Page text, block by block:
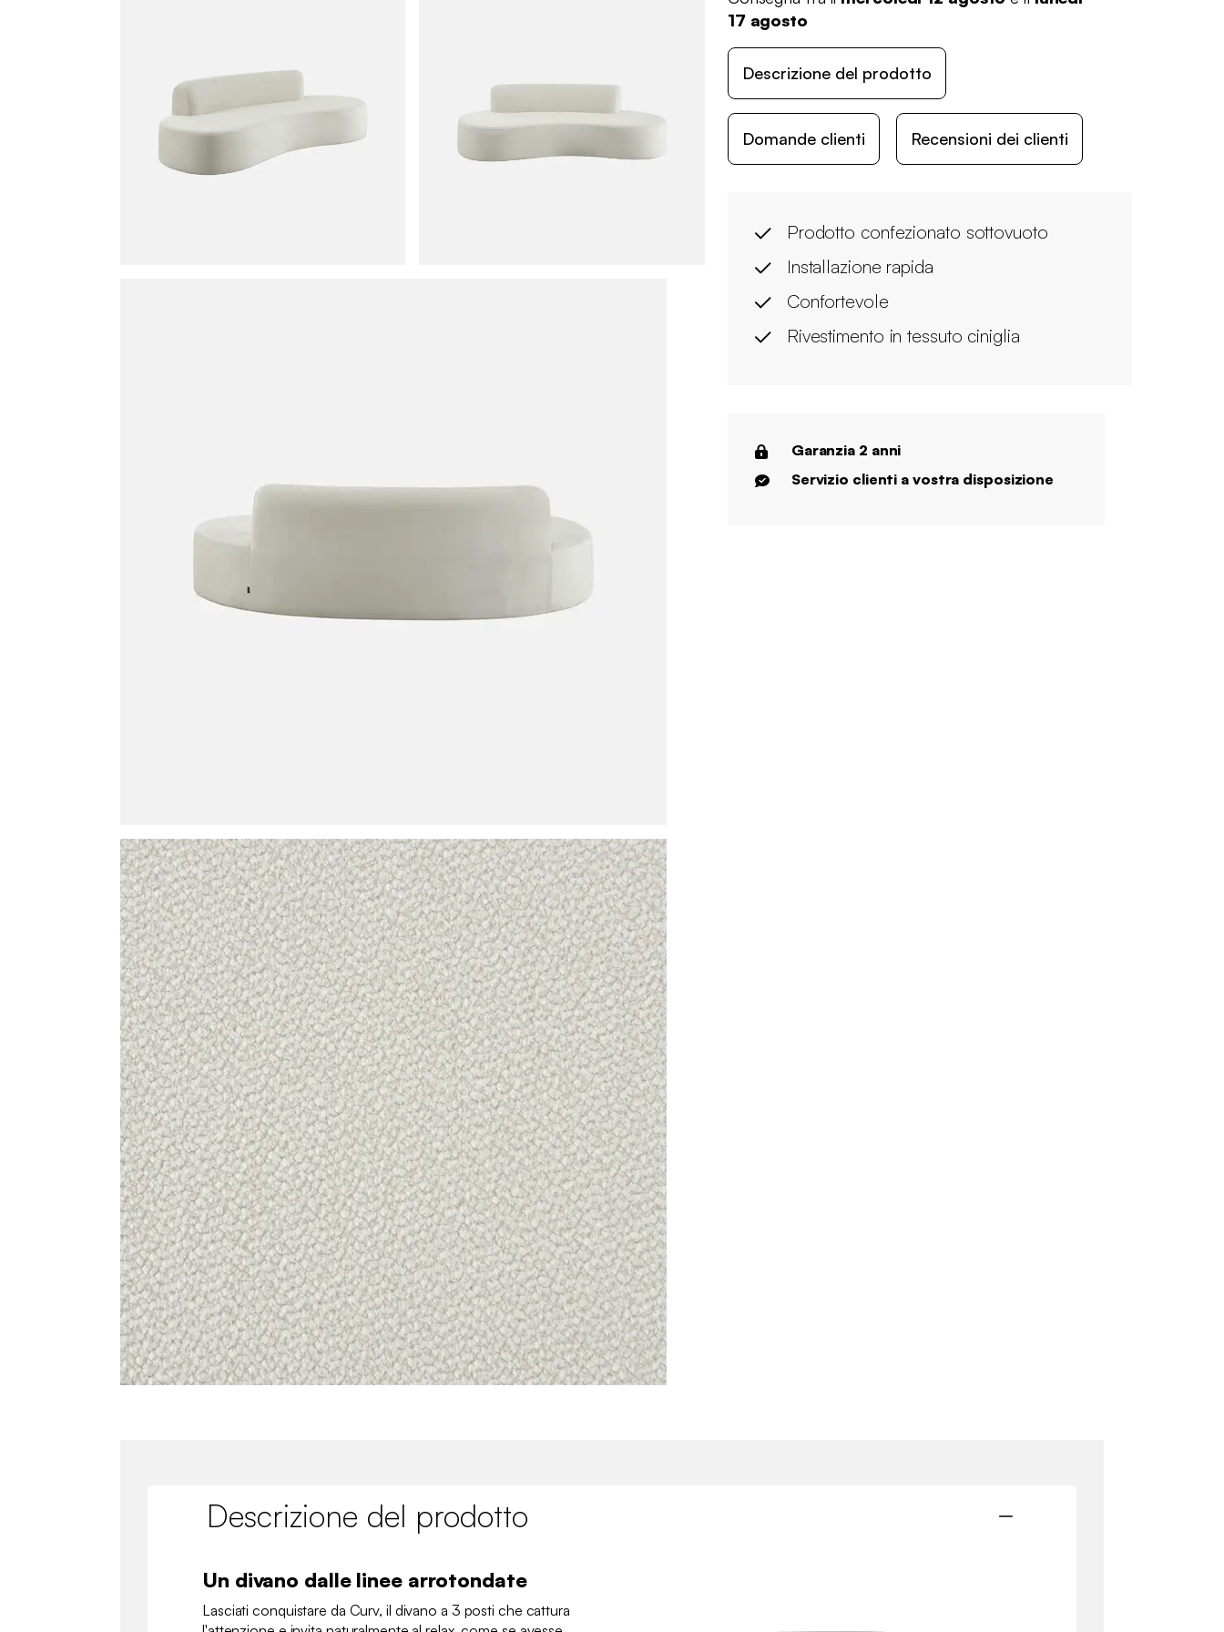
17 agosto
Descrizione del prodotto
Domande clienti Recensioni dei clienti
Prodotto confezionato sottovuoto
Installazione rapida
Confortevole
Rivestimento in tessuto ciniglia
Garanzia 2 anni
Servizio clienti a vostra disposizione
Descrizione del prodotto
Un divano dalle linee arrotondate
Lasciati conquistare da Curv, il divano a 3 posti che cattura